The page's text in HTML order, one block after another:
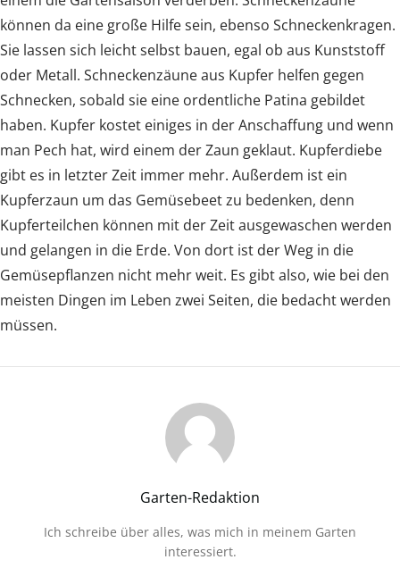
können da eine große Hilfe sein, ebenso Schneckenkragen.
Sie lassen sich leicht selbst bauen, egal ob aus Kunststoff
oder Metall. Schneckenzäune aus Kupfer helfen gegen
Schnecken, sobald sie eine ordentliche Patina gebildet
haben. Kupfer kostet einiges in der Anschaffung und wenn
man Pech hat, wird einem der Zaun geklaut. Kupferdiebe
gibt es in letzter Zeit immer mehr. Außerdem ist ein
Kupferzaun um das Gemüsebeet zu bedenken, denn
Kupferteilchen können mit der Zeit ausgewaschen werden
und gelangen in die Erde. Von dort ist der Weg in die
Gemüsepflanzen nicht mehr weit. Es gibt also, wie bei den
meisten Dingen im Leben zwei Seiten, die bedacht werden
müssen.
Garten-Redaktion
Ich schreibe über alles, was mich in meinem Garten
interessiert.